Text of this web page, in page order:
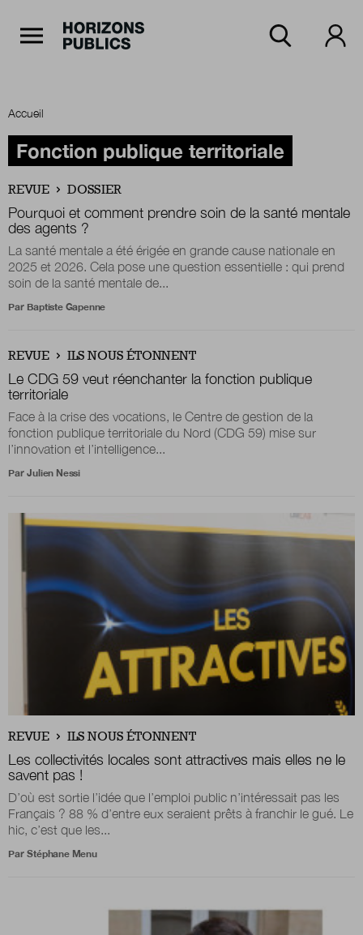
Accueil
Rubriques
Thèmes
Boutique
Qui sommes-nous ?
Nous contacter
Newsletter
Renseignez votre email afin de suivre l'actualité
de la transformation publique.
Nous suivre sur Twittersur LinkedIn
sur
Accueil
Fonction publique territoriale
REVUE DOSSIER
Pourquoi et comment prendre soin de la santé mentale
des agents ?
La santé mentale a été érigée en grande cause nationale en
2025 et 2026. Cela pose une question essentielle : qui prend
soin de la santé mentale de...
Par Baptiste Gapenne
REVUE ILS NOUS ÉTONNENT
Le CDG 59 veut réenchanter la fonction publique
territoriale
Face à la crise des vocations, le Centre de gestion de la
fonction publique territoriale du Nord (CDG 59) mise sur
l’innovation et l’intelligence...
Par Julien Nessi
REVUE ILS NOUS ÉTONNENT
Les collectivités locales sont attractives mais elles ne le
savent pas !
D’où est sortie l’idée que l’emploi public n’intéressait pas les
Français ? 88 % d’entre eux seraient prêts à franchir le gué. Le
hic, c’est que les...
Par Stéphane Menu